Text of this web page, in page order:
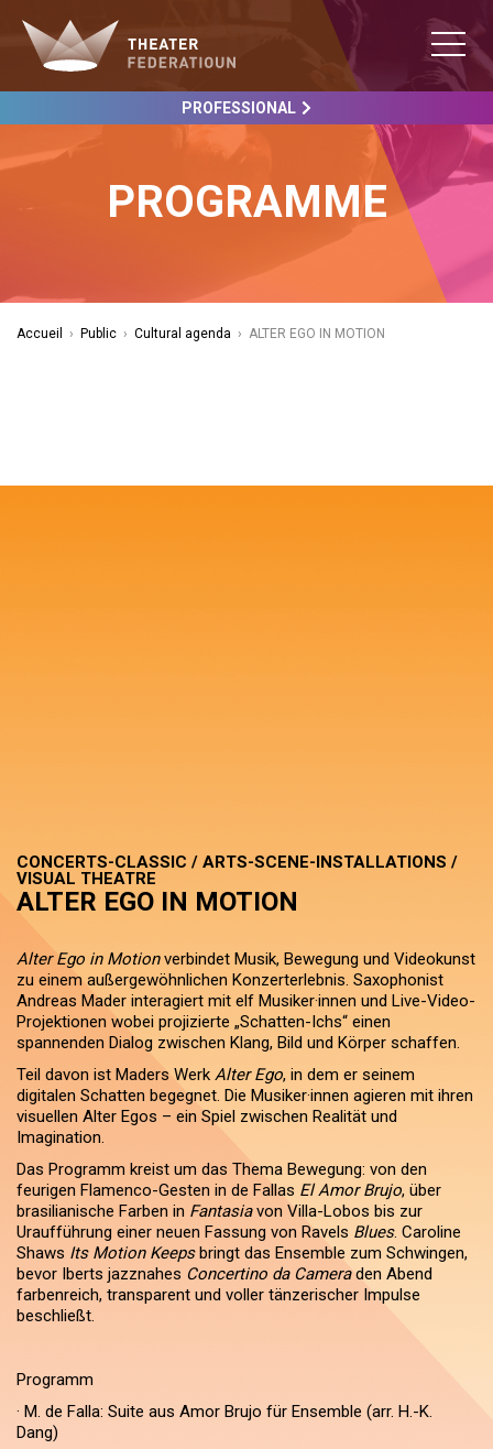
PROFESSIONAL
PROGRAMME
Accueil › Public › Cultural agenda › ALTER EGO IN MOTION
CONCERTS-CLASSIC / ARTS-SCENE-INSTALLATIONS /
VISUAL THEATRE
ALTER EGO IN MOTION
Alter Ego in Motionverbindet Musik, Bewegung und Videokunst
zu einem außergewöhnlichen Konzerterlebnis. Saxophonist
Andreas Mader interagiert mit elf Musiker·innen und Live-Video-
Projektionen wobei projizierte „Schatten-Ichs“ einen
spannenden Dialog zwischen Klang, Bild und Körper schaffen.
Teil davon ist Maders Werk Alter Ego, in dem er seinem
digitalen Schatten begegnet. Die Musiker·innen agieren mit ihren
visuellen Alter Egos – ein Spiel zwischen Realität und
Imagination.
Das Programm kreist um das Thema Bewegung: von den
feurigen Flamenco-Gesten in de Fallas El Amor Brujo, über
brasilianische Farben in Fantasiavon Villa-Lobos bis zur
Uraufführung einer neuen Fassung von Ravels Blues. Caroline
Shaws Its Motion Keepsbringt das Ensemble zum Schwingen,
bevor Iberts jazznahes Concertino da Cameraden Abend
farbenreich, transparent und voller tänzerischer Impulse
beschließt.
Programm
· M. de Falla: Suite aus Amor Brujo für Ensemble (arr. H.-K.
Dang)